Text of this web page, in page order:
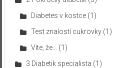
Diabetes v kostce(1)
Test znalostí cukrovky(1)
Víte, že…
(1)
3 Diabetik specialista (1)